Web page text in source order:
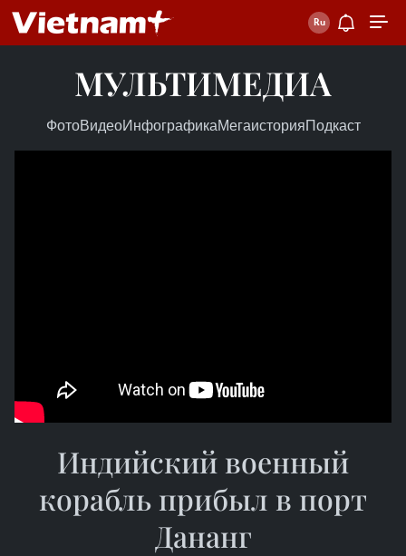
МУЛЬТИМЕДИА
ФотоВидеоИнфографикаМегаисторияПодкаст
Индийский военный
корабль прибыл в порт
Дананг